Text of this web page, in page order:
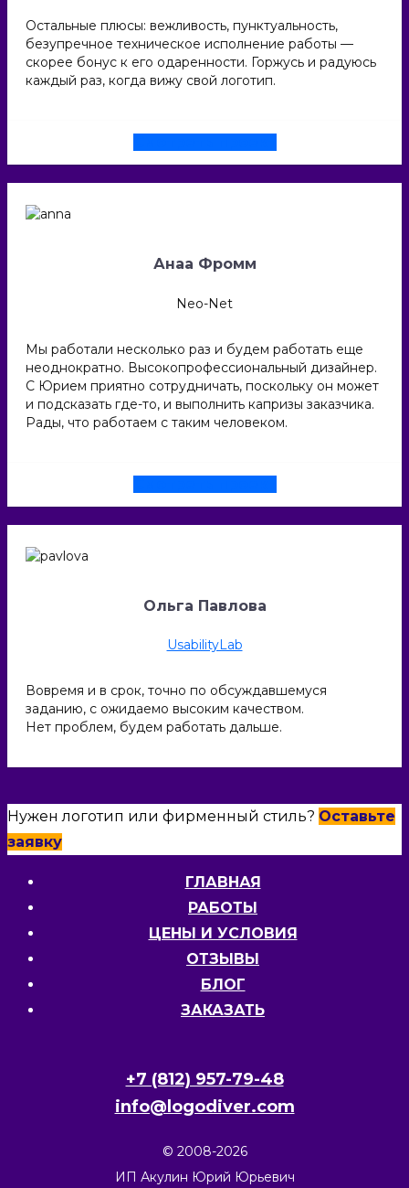
Остальные плюсы: вежливость, пунктуальность,
безупречное техническое исполнение работы —
скорее бонус к его одаренности. Горжусь и радуюсь
каждый раз, когда вижу свой логотип.
Анаа Фромм
Neo-Net
Мы работали несколько раз и будем работать еще
неоднократно. Высокопрофессиональный дизайнер.
С Юрием приятно сотрудничать, поскольку он может
и подсказать где-то, и выполнить капризы заказчика.
Рады, что работаем с таким человеком.
Ольга Павлова
UsabilityLab
Вовремя и в срок, точно по обсуждавшемуся
заданию, с ожидаемо высоким качеством.
Нет проблем, будем работать дальше.
Нужен логотип или фирменный стиль? Оставьте
заявку
ГЛАВНАЯ
РАБОТЫ
ЦЕНЫ И УСЛОВИЯ
ОТЗЫВЫ
БЛОГ
ЗАКАЗАТЬ
+7 (812) 957-79-48
info@logodiver.com
© 2008-2026
ИП Акулин Юрий Юрьевич